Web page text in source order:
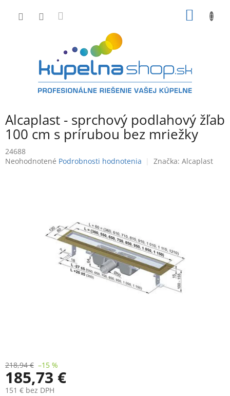
Alcaplast - sprchový podlahový žľab
100 cm s prírubou bez mriežky
24688
Priemerné
Neohodnotené Podrobnosti hodnotenia Značka: Alcaplast
218,94 € –15 %
185,73 €
151 € bez DPH